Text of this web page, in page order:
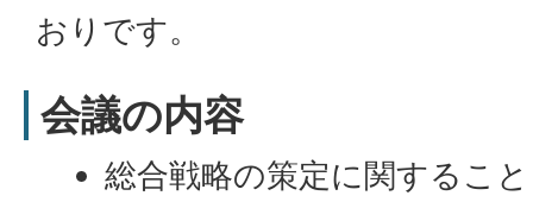
おりです。
会議の内容
総合戦略の策定に関すること